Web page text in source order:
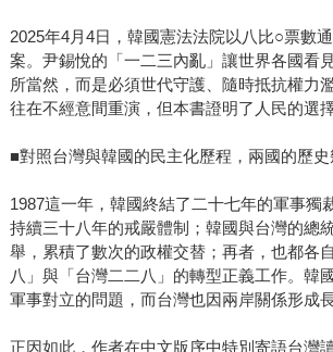
2025年4月4日，韓國憲法法院以八比○票數
案。尹錫悅的「一二三內亂」讓世界各國看
所當然，而是必須世代守護、隨時抵抗權力
往在不經意間重演，但本書證明了人民的選
■對照台灣與韓國的民主化歷程，兩國的歷史
1987這一年，韓國終結了二十七年的軍事獨
持續三十八年的戒嚴體制；韓國與台灣的總
舉，累積了數次的政權交替；再者，也都各
八」與「台灣二二八」的轉型正義工作。韓
軍事對立的問題，而台灣也因兩岸關係形成
正因如此，作者在中文版序中特別寄語台灣